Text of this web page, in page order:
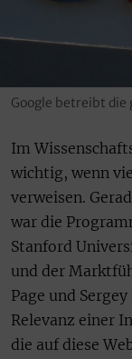
Google betreibt
Im
wichtig, wenn
verweisen.
war die
Stanford
und der
Page und
Relevanz einer
die auf diese